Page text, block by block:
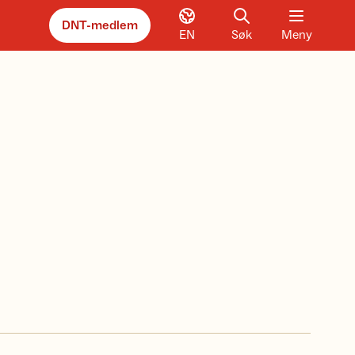
DNT-medlem
EN Søk Meny